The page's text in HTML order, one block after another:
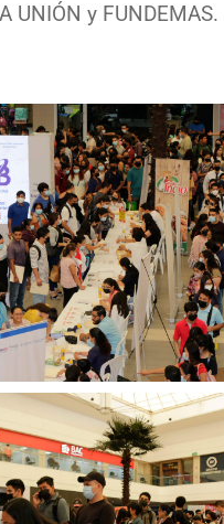
UNIÓN y FUNDEMAS.